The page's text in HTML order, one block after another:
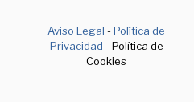
Aviso Legal -Política de
Privacidad - Política de
Cookies